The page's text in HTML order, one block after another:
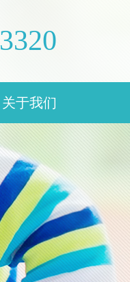
3320
关于我们